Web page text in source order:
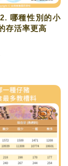
哪種性別的小
存活率更高